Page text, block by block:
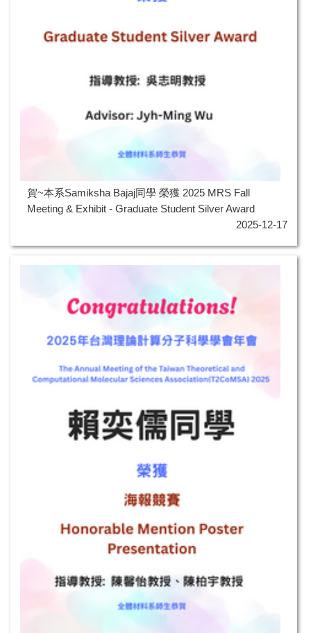
賀~本系Samiksha Bajaj同學 榮獲 2025 MRS Fall
Meeting & Exhibit - Graduate Student Silver Award
2025-12-17